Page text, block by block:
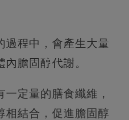
過程中，會產生大量
膽固醇代謝。
一定量的膳食纖維，
相結合，促進膽固醇